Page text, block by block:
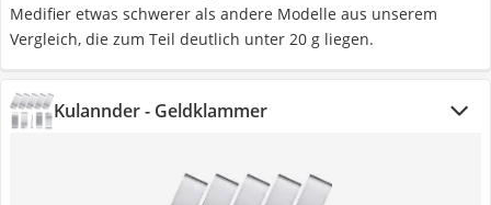
Medifier etwas schwerer als andere Modelle aus unserem
Vergleich, die zum Teil deutlich unter 20 g liegen.
Kulannder - Geldklammer